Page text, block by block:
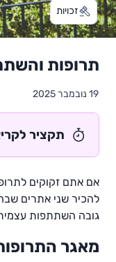
זכויות
תרופות
19 נובמבר 2025
תקציר
אם אתם זקוקים
להכיר שני אתרים
גובה השתתפות
מאגר